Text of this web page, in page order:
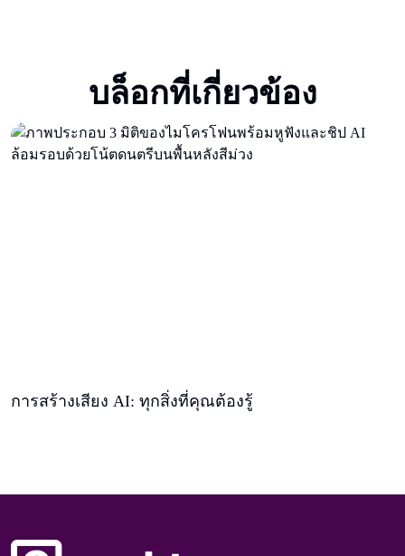
บล็อกที่เกี่ยวข้อง
การสร้างเสียง AI: ทุกสิ่งที่คุณต้องรู้